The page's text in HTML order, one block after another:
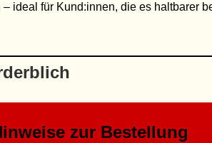
ideal für Kund:innen, die es haltbarer
zur Bestellung